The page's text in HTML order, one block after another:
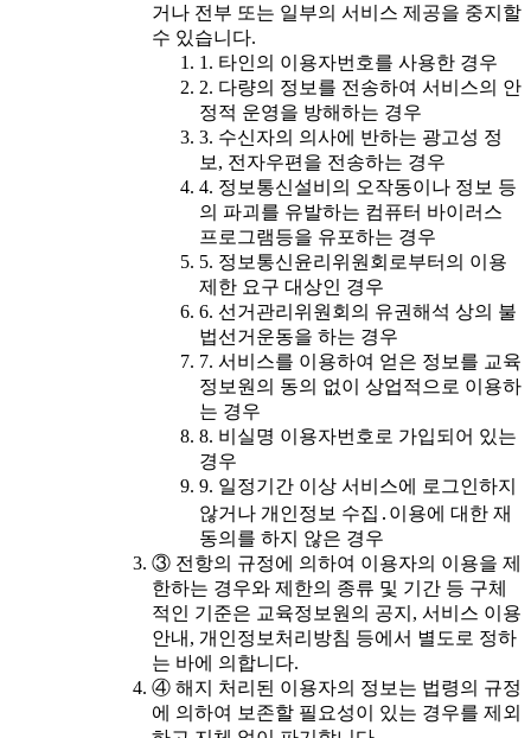
거나 전부 또는 일부의 서비스 제공을 중지할
수 있습니다.
1. 타인의 이용자번호를 사용한 경우
2. 다량의 정보를 전송하여 서비스의 안
정적 운영을 방해하는 경우
3. 수신자의 의사에 반하는 광고성 정
보, 전자우편을 전송하는 경우
4. 정보통신설비의 오작동이나 정보 등
의 파괴를 유발하는 컴퓨터 바이러스
프로그램등을 유포하는 경우
5. 정보통신윤리위원회로부터의 이용
제한 요구 대상인 경우
6. 선거관리위원회의 유권해석 상의 불
법선거운동을 하는 경우
7. 서비스를 이용하여 얻은 정보를 교육
정보원의 동의 없이 상업적으로 이용하
는 경우
8. 비실명 이용자번호로 가입되어 있는
경우
9. 일정기간 이상 서비스에 로그인하지
않거나 개인정보 수집․이용에 대한 재
동의를 하지 않은 경우
③ 전항의 규정에 의하여 이용자의 이용을 제
한하는 경우와 제한의 종류 및 기간 등 구체
적인 기준은 교육정보원의 공지, 서비스 이용
안내, 개인정보처리방침 등에서 별도로 정하
는 바에 의합니다.
④ 해지 처리된 이용자의 정보는 법령의 규정
에 의하여 보존할 필요성이 있는 경우를 제외